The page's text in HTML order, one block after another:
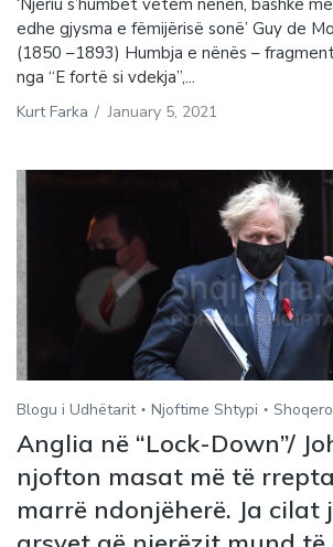
edhe gjysma e fëmijërisë sonë’ Guy de
(1850 –1893) Humbja e nënës –
nga “E fortë si vdekja”,...
Kurt Farka / January 5, 2021
Blogu i Udhëtarit Njoftime Shtypi
Anglia në “Lock-Down”/
njofton masat më të
marrë ndonjëherë. Ja cilat